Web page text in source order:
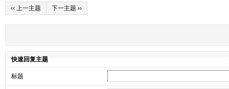
‹‹ 上一主题 下一主题 ››
快速回复主题
标题